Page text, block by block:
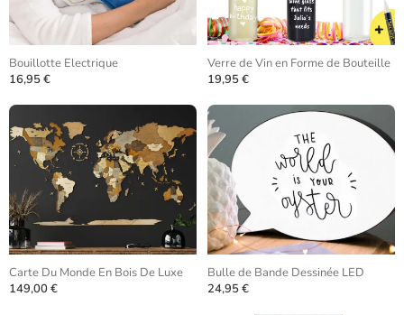
Bouillotte Electrique
16,95 €
Verre de Vin en Forme de Bouteille
19,95 €
Carte Du Monde En Bois De Luxe
149,00 €
Bulle de Bande Dessinée LED
24,95 €